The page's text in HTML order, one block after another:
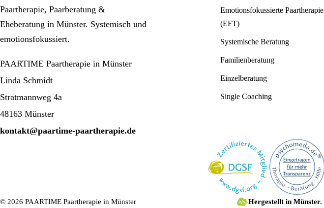
Paartherapie, Paarberatung &
Eheberatung in Münster. Systemisch und
emotionsfokussiert.
PAARTIME Paartherapie in Münster
Linda Schmidt
Stratmannweg 4a
48163 Münster
kontakt@paartime-paartherapie.de
Emotionsfokussierte Paartherapie
(EFT)
Systemische Beratung
Familienberatung
Einzelberatung
Single Coaching
© 2026 PAARTIME Paartherapie in Münster Hergestellt in Münster.